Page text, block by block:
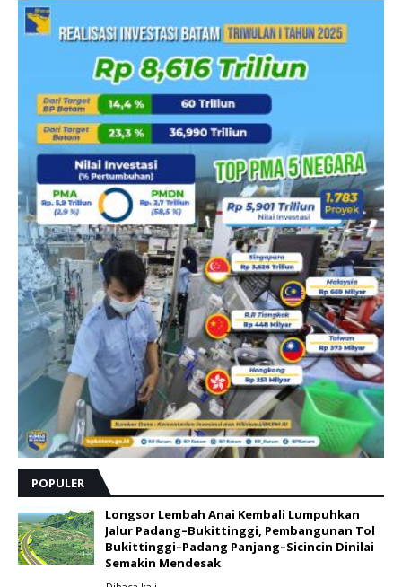
POPULER
Longsor Lembah Anai Kembali Lumpuhkan
Jalur Padang–Bukittinggi, Pembangunan Tol
Bukittinggi–Padang Panjang–Sicincin Dinilai
Semakin Mendesak